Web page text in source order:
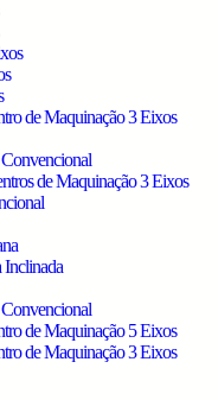
de Maquinação 3 Eixos
de Maquinação 3 Eixos
Inclinada
de Maquinação 5 Eixos
de Maquinação 3 Eixos